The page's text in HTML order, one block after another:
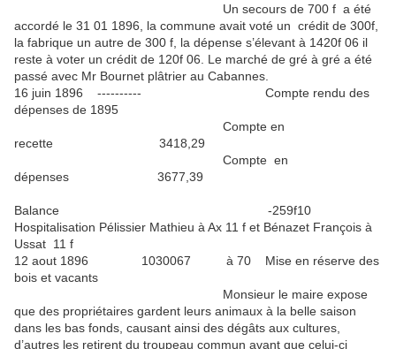
Un secours de 700 f a été
accordé le 31 01 1896, la commune avait voté un crédit de 300f,
la fabrique un autre de 300 f, la dépense s’élevant à 1420f 06 il
reste à voter un crédit de 120f 06. Le marché de gré à gré a été
passé avec Mr Bournet plâtrier au Cabannes.
16 juin 1896 ---------- Compte rendu des
dépenses de 1895
Compte en
recette 3418,29
Compte en
dépenses 3677,39
Balance -259f10
Hospitalisation Pélissier Mathieu à Ax 11 f et Bénazet François à
Ussat 11 f
12 aout 1896 1030067 à 70 Mise en réserve des
bois et vacants
Monsieur le maire expose
que des propriétaires gardent leurs animaux à la belle saison
dans les bas fonds, causant ainsi des dégâts aux cultures,
d’autres les retirent du troupeau commun avant que celui-ci